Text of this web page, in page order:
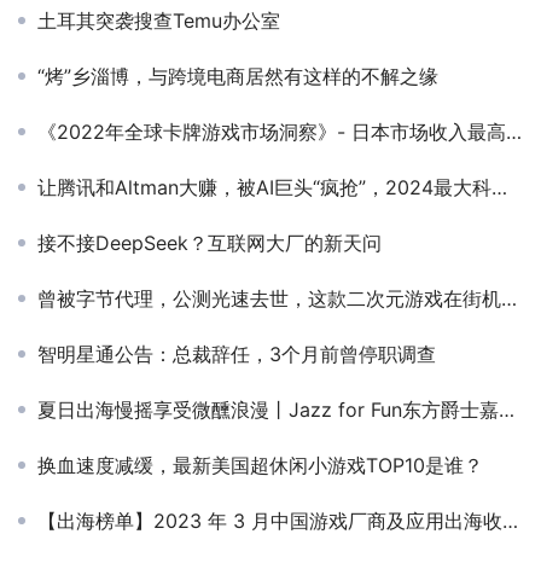
土耳其突袭搜查Temu办公室
“烤”乡淄博，与跨境电商居然有这样的不解之缘
《2022年全球卡牌游戏市场洞察》- 日本市场收入最高，其次为中美韩
让腾讯和Altman大赚，被AI巨头“疯抢”，2024最大科技股IPO 来了
接不接DeepSeek？互联网大厂的新天问
曾被字节代理，公测光速去世，这款二次元游戏在街机上神奇重生了
智明星通公告：总裁辞任，3个月前曾停职调查
夏日出海慢摇享受微醺浪漫丨Jazz for Fun东方爵士嘉年华完美收官！
换血速度减缓，最新美国超休闲小游戏TOP10是谁？
【出海榜单】2023 年 3 月中国游戏厂商及应用出海收入 30 强